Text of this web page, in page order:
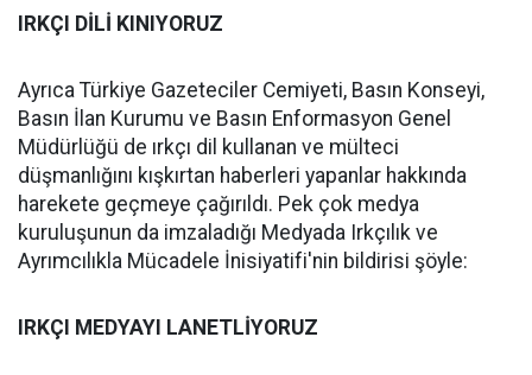
IRKÇI DİLİ KINIYORUZ
Ayrıca Türkiye Gazeteciler Cemiyeti, Basın Konseyi,
Basın İlan Kurumu ve Basın Enformasyon Genel
Müdürlüğü de ırkçı dil kullanan ve mülteci
düşmanlığını kışkırtan haberleri yapanlar hakkında
harekete geçmeye çağırıldı. Pek çok medya
kuruluşunun da imzaladığı Medyada Irkçılık ve
Ayrımcılıkla Mücadele İnisiyatifi'nin bildirisi şöyle:
IRKÇI MEDYAYI LANETLİYORUZ